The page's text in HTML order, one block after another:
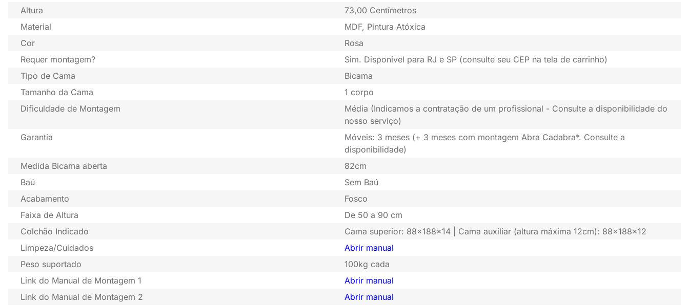
Altura
73,00 Centímetros
Material
MDF, Pintura Atóxica
Cor
Rosa
Requer montagem?
Sim. Disponível para RJ e SP (consulte seu CEP na tela de carrinho)
Tipo de Cama
Bicama
Tamanho da Cama
1 corpo
Dificuldade de Montagem
Média (Indicamos a contratação de um profissional - Consulte a disponibilidade do
nosso serviço)
Garantia
Móveis: 3 meses (+ 3 meses com montagem Abra Cadabra*. Consulte a
disponibilidade)
Medida Bicama aberta
82cm
Baú
Sem Baú
Acabamento
Fosco
Faixa de Altura
De 50 a 90 cm
Colchão Indicado
Cama superior: 88x188x14 | Cama auxiliar (altura máxima 12cm): 88x188x12
Limpeza/Cuidados
Abrir manual
Peso suportado
100kg cada
Link do Manual de Montagem 1
Abrir manual
Link do Manual de Montagem 2
Abrir manual